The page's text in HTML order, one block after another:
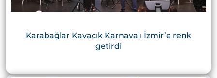
Karabağlar Kavacık Karnavalı İzmir’e renk
getirdi